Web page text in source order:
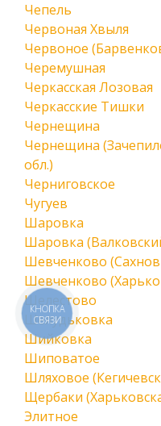
Чепель
Червоная Хвыля
Червоное
Черемушная
Черкасская Лозовая
Черкасские Тишки
Чернещина
Чернещина
обл.)
Черниговское
Чугуев
Шаровка
Шаровка
Шевченково
Шевченково
Шелестово
Шелудьковка
Шийковка
Шиповатое
Шляховое
Щербаки
Элитное
КНОПКА
СВЯЗИ